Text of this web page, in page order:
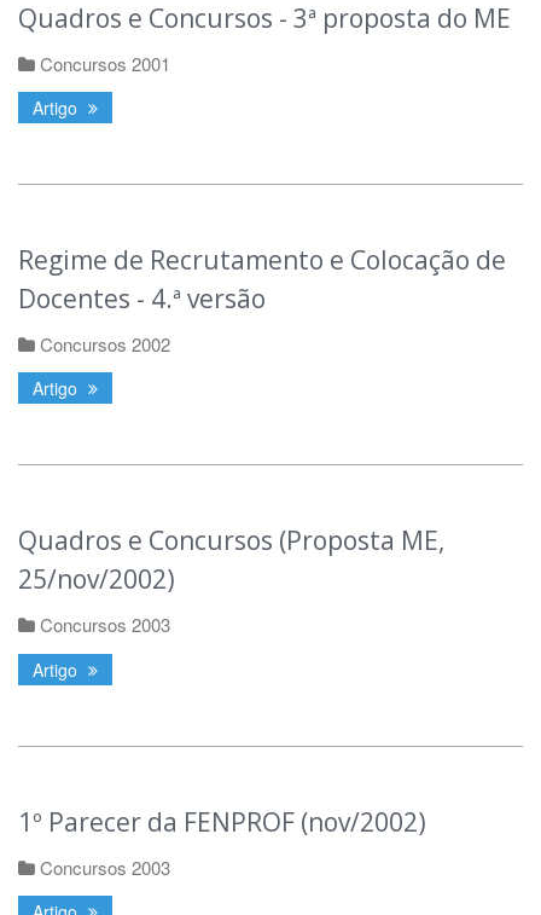
Quadros e Concursos - 3ª proposta do ME
Concursos 2001
Artigo
Regime de Recrutamento e Colocação de
Docentes - 4.ª versão
Concursos 2002
Artigo
Quadros e Concursos (Proposta ME,
25/nov/2002)
Concursos 2003
Artigo
1º Parecer da FENPROF (nov/2002)
Concursos 2003